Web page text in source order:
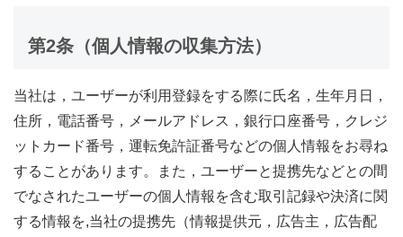
第2条（個人情報の収集方法）
当社は，ユーザーが利用登録をする際に氏名，生年月日，
住所，電話番号，メールアドレス，銀行口座番号，クレジ
ットカード番号，運転免許証番号などの個人情報をお尋ね
することがあります。また，ユーザーと提携先などとの間
でなされたユーザーの個人情報を含む取引記録や決済に関
する情報を,当社の提携先（情報提供元，広告主，広告配